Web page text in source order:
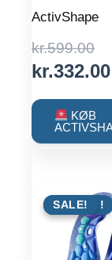
ActivShape
kr.599.00
kr.332.00
KØB
TILBUD !
SALE!